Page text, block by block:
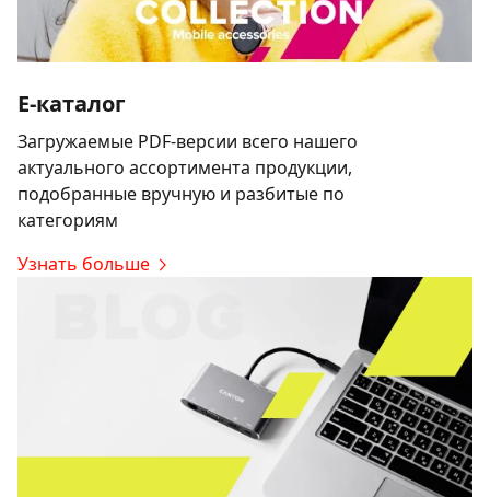
E-каталог
Загружаемые PDF-версии всего нашего
актуального ассортимента продукции,
подобранные вручную и разбитые по
категориям
Узнать больше